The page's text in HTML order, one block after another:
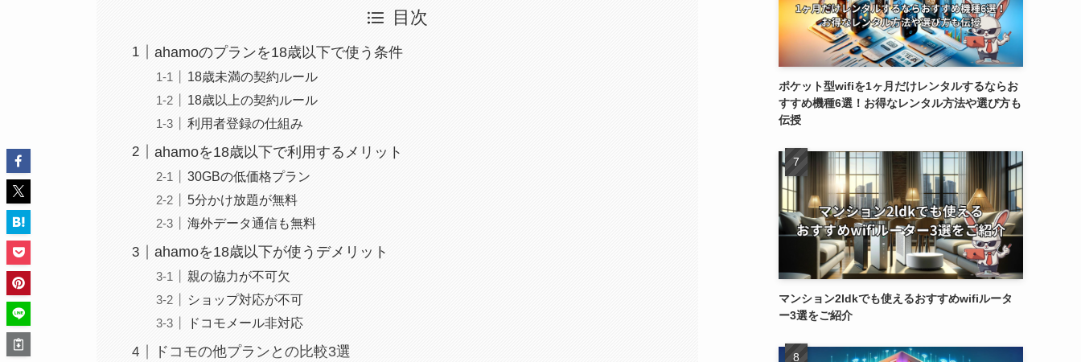
目次
ahamoのプランを18歳以下で使う条件
18歳未満の契約ルール
18歳以上の契約ルール
利用者登録の仕組み
ahamoを18歳以下で利用するメリット
30GBの低価格プラン
5分かけ放題が無料
海外データ通信も無料
ahamoを18歳以下が使うデメリット
親の協力が不可欠
ショップ対応が不可
ドコモメール非対応
ドコモの他プランとの比較3選
ポケット型wifiを1ヶ月だけレンタルするならお
すすめ機種6選！お得なレンタル方法や選び方も
伝授
マンション2ldkでも使えるおすすめwifiルータ
ー3選をご紹介